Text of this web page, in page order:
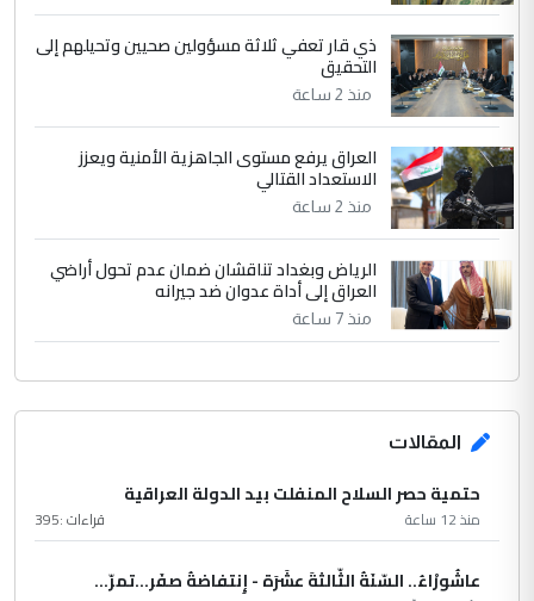
ذي قار تعفي ثلاثة مسؤولين صحيين وتحيلهم إلى
التحقيق
منذ 2 ساعة
العراق يرفع مستوى الجاهزية الأمنية ويعزز
الاستعداد القتالي
منذ 2 ساعة
الرياض وبغداد تناقشان ضمان عدم تحول أراضي
العراق إلى أداة عدوان ضد جيرانه
منذ 7 ساعة
المقالات
حتمية حصر السلاح المنفلت بيد الدولة العراقية
منذ 12 ساعة قراءات :395
عاشُورْاءُ.. السّنَةُ الثّالثةَ عشَرَة - إِنتفاضةُ صفَر…تمرّ...